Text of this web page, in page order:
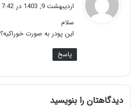
اردیبهشت 9, 1403 در 7:42 ب.ظ
سلام
این پودر به صورت
پاسخ
دیدگاهتان را بنویسید